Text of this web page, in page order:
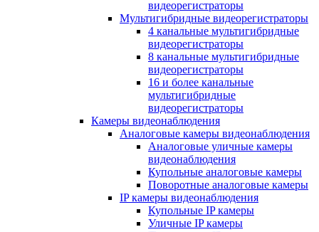
видеорегистраторы
Мультигибридные видеорегистраторы
4 канальные мультигибридные
видеорегистраторы
8 канальные мультигибридные
видеорегистраторы
16 и более канальные
мультигибридные
видеорегистраторы
Камеры видеонаблюдения
Аналоговые камеры видеонаблюдения
Аналоговые уличные камеры
видеонаблюдения
Купольные аналоговые камеры
Поворотные аналоговые камеры
IP камеры видеонаблюдения
Купольные IP камеры
Уличные IP камеры